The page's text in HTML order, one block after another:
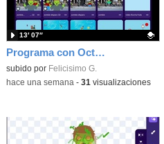
Programa con OctoStudio, un juego de disparos contra Zombies con un cargador basado en el House of the dead
Contenido educativo.
subido por Felicisimo G.
13′ 07″
-hace una semana - 31 visualizaciones